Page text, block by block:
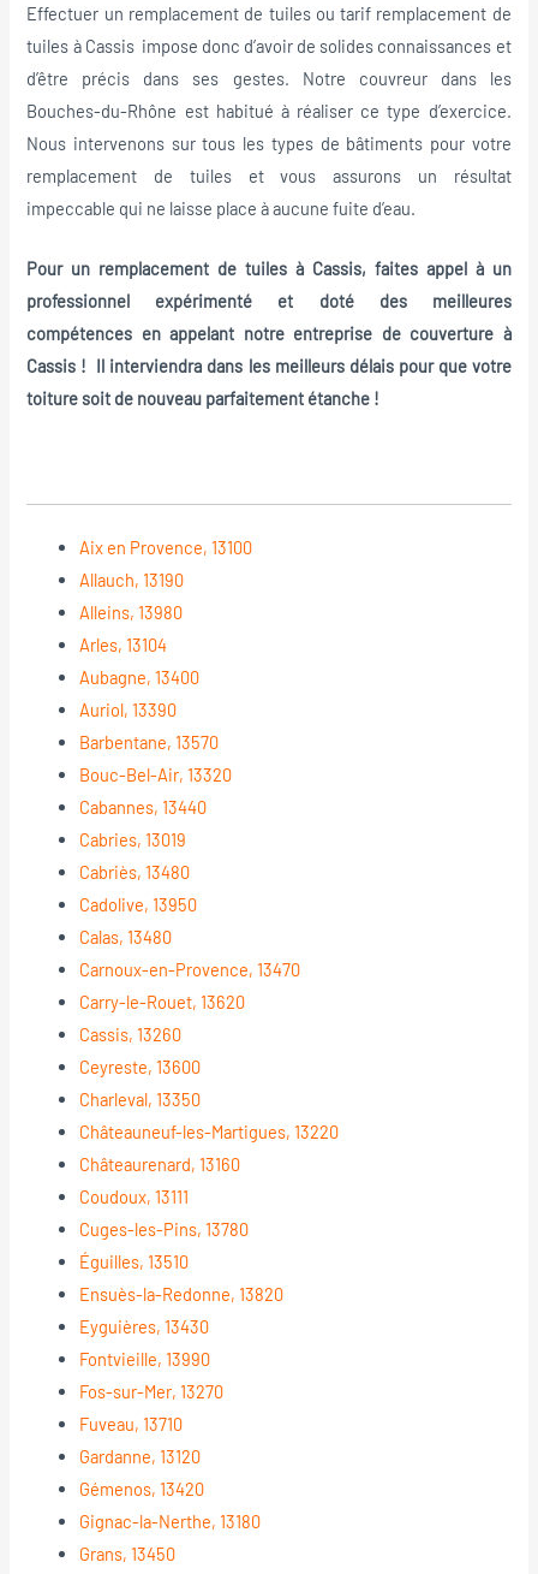
Effectuer un remplacement de tuiles ou tarif remplacement de
tuiles à Cassis impose donc d’avoir de solides connaissances et
d’être précis dans ses gestes. Notre couvreur dans les
Bouches-du-Rhône est habitué à réaliser ce type d’exercice.
Nous intervenons sur tous les types de bâtiments pour votre
remplacement de tuiles et vous assurons un résultat
impeccable qui ne laisse place à aucune fuite d’eau.
Pour un remplacement de tuiles à Cassis, faites appel à un
professionnel expérimenté et doté des meilleures
compétences en appelant notre entreprise de couverture à
Cassis ! Il interviendra dans les meilleurs délais pour que votre
toiture soit de nouveau parfaitement étanche !
Aix en Provence, 13100
Allauch, 13190
Alleins, 13980
Arles, 13104
Aubagne, 13400
Auriol, 13390
Barbentane, 13570
Bouc-Bel-Air, 13320
Cabannes, 13440
Cabries, 13019
Cabriès, 13480
Cadolive, 13950
Calas, 13480
Carnoux-en-Provence, 13470
Carry-le-Rouet, 13620
Cassis, 13260
Ceyreste, 13600
Charleval, 13350
Châteauneuf-les-Martigues, 13220
Châteaurenard, 13160
Coudoux, 13111
Cuges-les-Pins, 13780
Éguilles, 13510
Ensuès-la-Redonne, 13820
Eyguières, 13430
Fontvieille, 13990
Fos-sur-Mer, 13270
Fuveau, 13710
Gardanne, 13120
Gémenos, 13420
Gignac-la-Nerthe, 13180
Grans, 13450